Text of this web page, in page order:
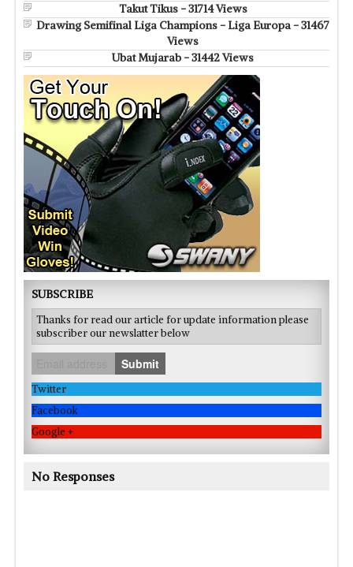
Takut Tikus - 31714 Views
Drawing Semifinal Liga Champions - Liga Europa - 31467
Views
Ubat Mujarab - 31442 Views
SUBSCRIBE
Thanks for read our article for update information please
subscriber our newslatter below
Submit
Twitter
Facebook
Google +
No Responses